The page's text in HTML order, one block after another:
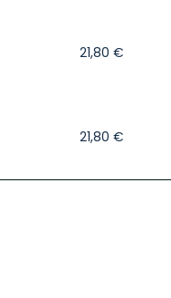
21,80 €
21,80 €